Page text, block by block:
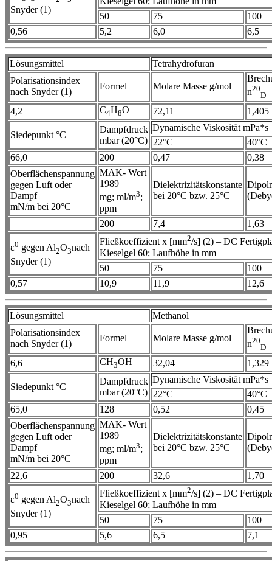
Snyder (1)
50
75
100
0,56
5,2 6,0 6,5
Lösungsmittel
Tetrahydrofuran
Polarisationsindex
nach Snyder (1)
Formel Molare Masse g/mol
n20
D
4,2 C4H8O 72,11 1,405
Siedepunkt °C
Dampfdruck
mbar (20°C)
Dynamische Viskosität mPa*s
22°C
40°C
66,0
200 0,47
0,38
Oberflächenspannung
gegen Luft oder
Dampf
mN/m bei 20°C
MAK- Wert
1989
mg; ml/m3;
ppm
Dielektrizitätskonstante
bei 20°C bzw. 25°C
– 200 7,4 1,63
ε0 gegen Al2O3nach
Snyder (1)
Fließkoeffizient x [mm2/s] (2) – DC
Kieselgel 60; Laufhöhe in mm
50
75
100
0,57
10,9 11,9 12,6
Lösungsmittel
Methanol
Polarisationsindex
nach Snyder (1)
Formel Molare Masse g/mol
n20
D
6,6 CH3OH 32,04 1,329
Siedepunkt °C
Dampfdruck
mbar (20°C)
Dynamische Viskosität mPa*s
22°C
40°C
65,0
128 0,52
0,45
Oberflächenspannung
gegen Luft oder
Dampf
mN/m bei 20°C
MAK- Wert
1989
mg; ml/m3;
ppm
Dielektrizitätskonstante
bei 20°C bzw. 25°C
22,6 200 32,6 1,70
ε0 gegen Al2O3nach
Snyder (1)
Fließkoeffizient x [mm2/s] (2) – DC
Kieselgel 60; Laufhöhe in mm
50
75
100
0,95
5,6 6,5 7,1